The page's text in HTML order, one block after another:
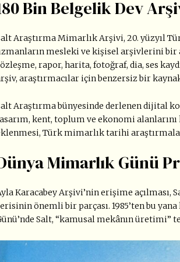
Bin Belgelik Dev
Araştırma Mimarlık Arşivi, 20. yüzyıl
mesleki ve kişisel arşivlerini bir
rapor, harita, fotoğraf, dia, ses
araştırmacılar için benzersiz bir
Araştırma bünyesinde derlenen dijital
kent, toplum ve ekonomi
Türk mimarlık tarihi
Mimarlık Günü
Karacabey Arşivi’nin erişime açılması,
önemli bir parçası. 1985’ten bu
Salt, “kamusal mekânın üretimi”